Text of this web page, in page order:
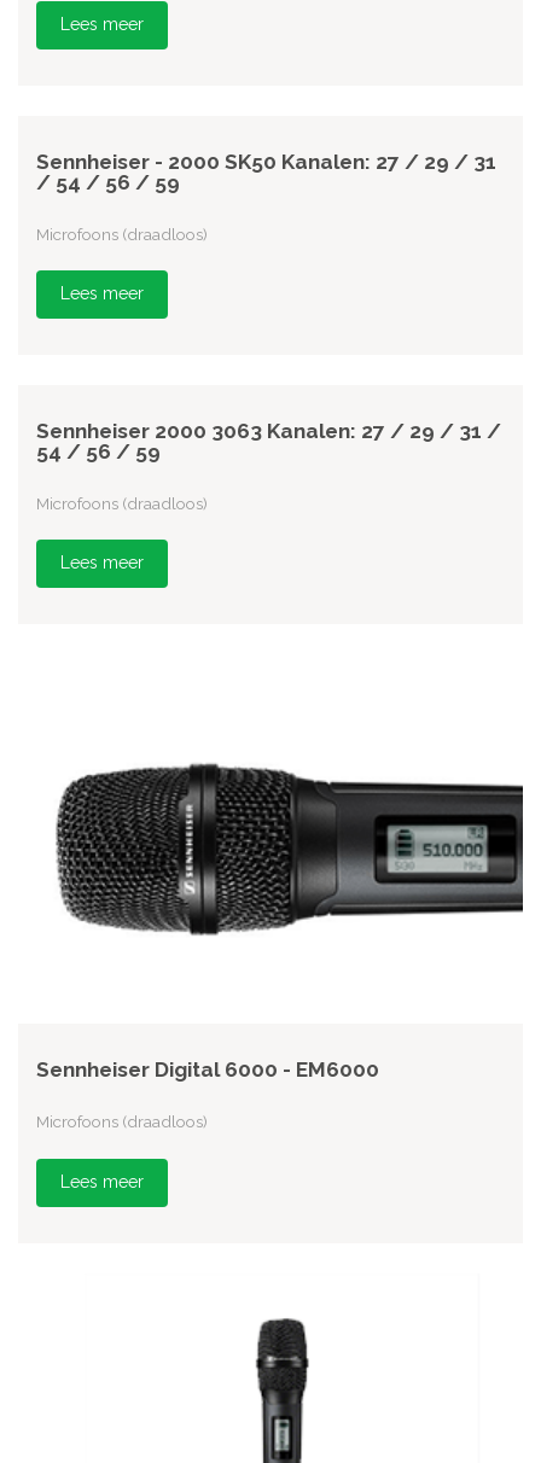
Lees meer
Sennheiser - 2000 SK50 Kanalen: 27 / 29 / 31
/ 54 / 56 / 59
Microfoons (draadloos)
Lees meer
Sennheiser 2000 3063 Kanalen: 27 / 29 / 31 /
54 / 56 / 59
Microfoons (draadloos)
Lees meer
Sennheiser Digital 6000 - EM6000
Microfoons (draadloos)
Lees meer